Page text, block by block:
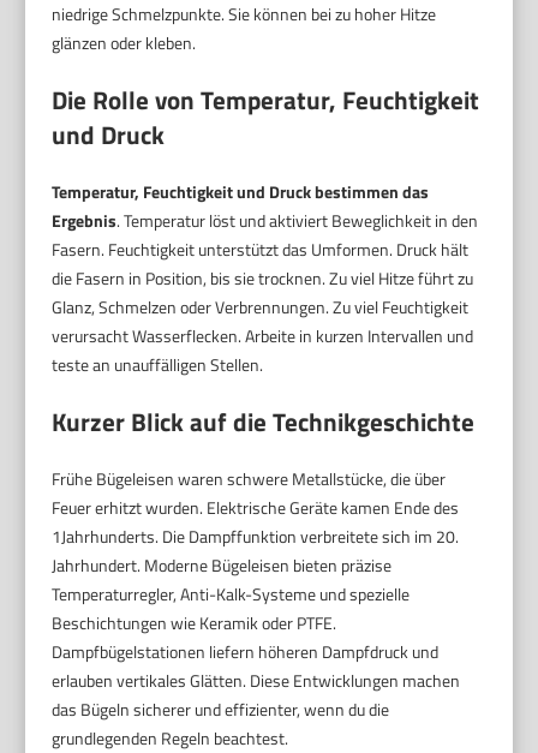
niedrige Schmelzpunkte. Sie können bei zu hoher Hitze
glänzen oder kleben.
Die Rolle von Temperatur, Feuchtigkeit
und Druck
Temperatur, Feuchtigkeit und Druck bestimmen das
Ergebnis. Temperatur löst und aktiviert Beweglichkeit in den
Fasern. Feuchtigkeit unterstützt das Umformen. Druck hält
die Fasern in Position, bis sie trocknen. Zu viel Hitze führt zu
Glanz, Schmelzen oder Verbrennungen. Zu viel Feuchtigkeit
verursacht Wasserflecken. Arbeite in kurzen Intervallen und
teste an unauffälligen Stellen.
Kurzer Blick auf die Technikgeschichte
Frühe Bügeleisen waren schwere Metallstücke, die über
Feuer erhitzt wurden. Elektrische Geräte kamen Ende des
1Jahrhunderts. Die Dampffunktion verbreitete sich im 20.
Jahrhundert. Moderne Bügeleisen bieten präzise
Temperaturregler, Anti-Kalk-Systeme und spezielle
Beschichtungen wie Keramik oder PTFE.
Dampfbügelstationen liefern höheren Dampfdruck und
erlauben vertikales Glätten. Diese Entwicklungen machen
das Bügeln sicherer und effizienter, wenn du die
grundlegenden Regeln beachtest.